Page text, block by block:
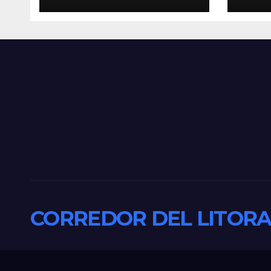
MEJORARÁ EL
SANEAMIENTO
CORREDOR DEL